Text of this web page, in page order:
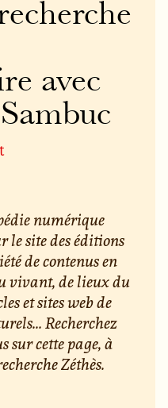
avec
numérique
le site des éditions
de contenus en
vivant, de lieux du
et sites web de
Recherchez
sur cette page, à
Zéthès.